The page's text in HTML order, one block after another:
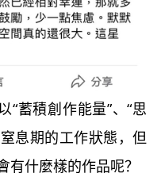
積創作能量”、“思
息期的工作狀態，但
有什麼樣的作品呢？